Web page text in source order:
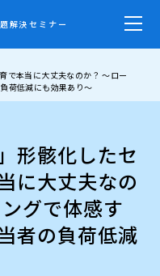
解決セミナー
で本当に大丈夫なのか？ ～ロー
荷低減にも効果あり～
形骸化したセ
に大丈夫なの
グで体感す
者の負荷低減